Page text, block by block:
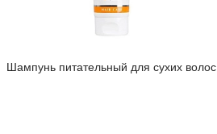
Шампунь питательный для сухих волос